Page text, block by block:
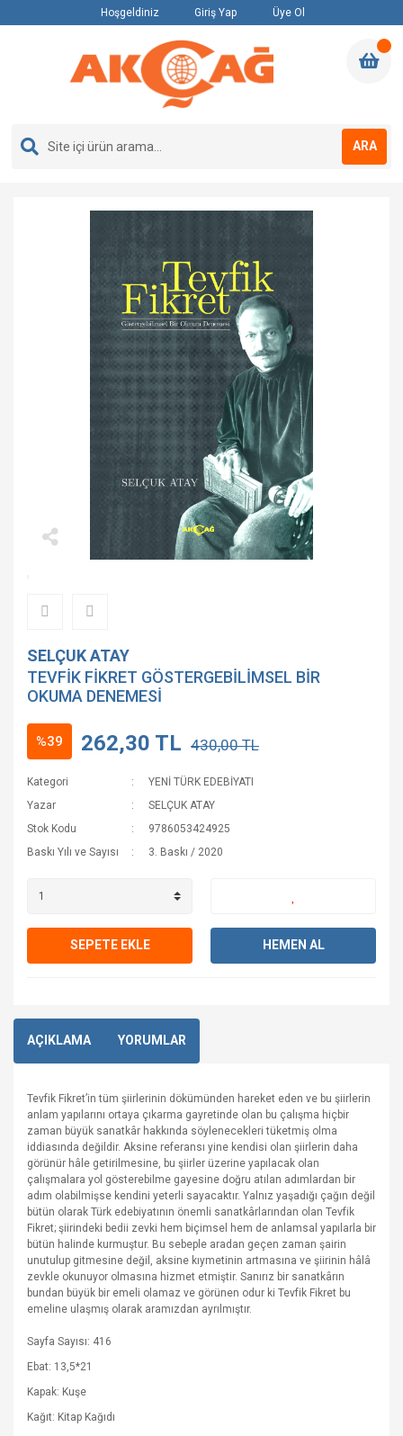
Hoşgeldiniz Giriş Yap Üye Ol
ARA
SELÇUK ATAY
TEVFİK FİKRET GÖSTERGEBİLİMSEL BİR
OKUMA DENEMESİ
%39 262,30 TL 430,00 TL
Kategori
YENİ TÜRK EDEBİYATI
Yazar
SELÇUK ATAY
Stok Kodu
9786053424925
Baskı Yılı ve Sayısı
3. Baskı / 2020
SEPETE EKLE HEMEN AL
AÇIKLAMA YORUMLAR
Tevfik Fikret’in tüm şiirlerinin dökümünden hareket eden ve bu şiirlerin
anlam yapılarını ortaya çıkarma gayretinde olan bu çalışma hiçbir
zaman büyük sanatkâr hakkında söylenecekleri tüketmiş olma
iddiasında değildir. Aksine referansı yine kendisi olan şiirlerin daha
görünür hâle getirilmesine, bu şiirler üzerine yapılacak olan
çalışmalara yol gösterebilme gayesine doğru atılan adımlardan bir
adım olabilmişse kendini yeterli sayacaktır. Yalnız yaşadığı çağın değil
bütün olarak Türk edebiyatının önemli sanatkârlarından olan Tevfik
Fikret; şiirindeki bedii zevki hem biçimsel hem de anlamsal yapılarla bir
bütün halinde kurmuştur. Bu sebeple aradan geçen zaman şairin
unutulup gitmesine değil, aksine kıymetinin artmasına ve şiirinin hâlâ
zevkle okunuyor olmasına hizmet etmiştir. Sanırız bir sanatkârın
bundan büyük bir emeli olamaz ve görünen odur ki Tevfik Fikret bu
emeline ulaşmış olarak aramızdan ayrılmıştır.
Sayfa Sayısı: 416
Ebat: 13,5*21
Kapak: Kuşe
Kağıt: Kitap Kağıdı